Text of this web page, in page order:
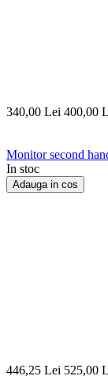
340,00 Lei 400,00
Monitor second
In stoc
Adauga in cos
446,25 Lei 525,00